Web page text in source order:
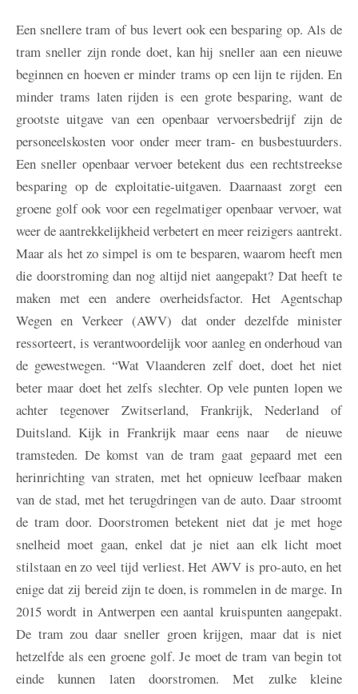
Een snellere tram of bus levert ook een besparing op. Als de
tram sneller zijn ronde doet, kan hij sneller aan een nieuwe
beginnen en hoeven er minder trams op een lijn te rijden. En
minder trams laten rijden is een grote besparing, want de
grootste uitgave van een openbaar vervoersbedrijf zijn de
personeelskosten voor onder meer tram- en busbestuurders.
Een sneller openbaar vervoer betekent dus een rechtstreekse
besparing op de exploitatie-uitgaven. Daarnaast zorgt een
groene golf ook voor een regelmatiger openbaar vervoer, wat
weer de aantrekkelijkheid verbetert en meer reizigers aantrekt.
Maar als het zo simpel is om te besparen, waarom heeft men
die doorstroming dan nog altijd niet aangepakt? Dat heeft te
maken met een andere overheidsfactor. Het Agentschap
Wegen en Verkeer (AWV) dat onder dezelfde minister
ressorteert, is verantwoordelijk voor aanleg en onderhoud van
de gewestwegen. “Wat Vlaanderen zelf doet, doet het niet
beter maar doet het zelfs slechter. Op vele punten lopen we
achter tegenover Zwitserland, Frankrijk, Nederland of
Duitsland. Kijk in Frankrijk maar eens naar de nieuwe
tramsteden. De komst van de tram gaat gepaard met een
herinrichting van straten, met het opnieuw leefbaar maken
van de stad, met het terugdringen van de auto. Daar stroomt
de tram door. Doorstromen betekent niet dat je met hoge
snelheid moet gaan, enkel dat je niet aan elk licht moet
stilstaan en zo veel tijd verliest. Het AWV is pro-auto, en het
enige dat zij bereid zijn te doen, is rommelen in de marge. In
2015 wordt in Antwerpen een aantal kruispunten aangepakt.
De tram zou daar sneller groen krijgen, maar dat is niet
hetzelfde als een groene golf. Je moet de tram van begin tot
einde kunnen laten doorstromen. Met zulke kleine